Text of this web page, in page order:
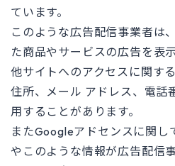
ています。
このような広告配信事業者は
た商品やサービスの広告を表
他サイトへのアクセスに関す
住所、メール アドレス、電話
用することがあります。
またGoogleアドセンスに関し
やこのような情報が広告配信